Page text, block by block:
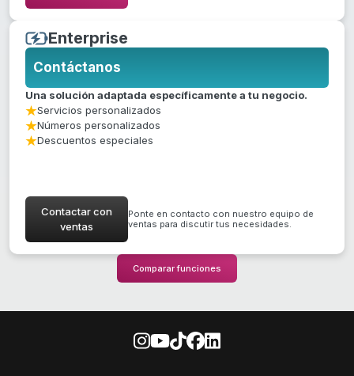
Enterprise
Contáctanos
Una solución adaptada específicamente a tu negocio.
Servicios personalizados
Números personalizados
Descuentos especiales
Contactar con
ventas
Ponte en contacto con nuestro equipo de
ventas para discutir tus necesidades.
Comparar funciones